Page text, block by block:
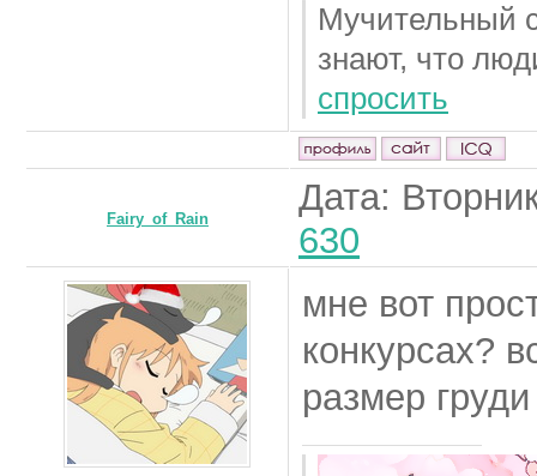
Мучительный
знают, что
спросить
Fairy_of_Rain
Дата:
630
мне вот
конкурсах?
размер